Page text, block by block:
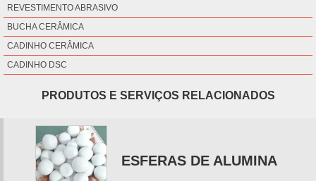
REVESTIMENTO ABRASIVO
BUCHA CERÂMICA
CADINHO CERÂMICA
CADINHO DSC
PRODUTOS E SERVIÇOS RELACIONADOS
ESFERAS DE ALUMINA